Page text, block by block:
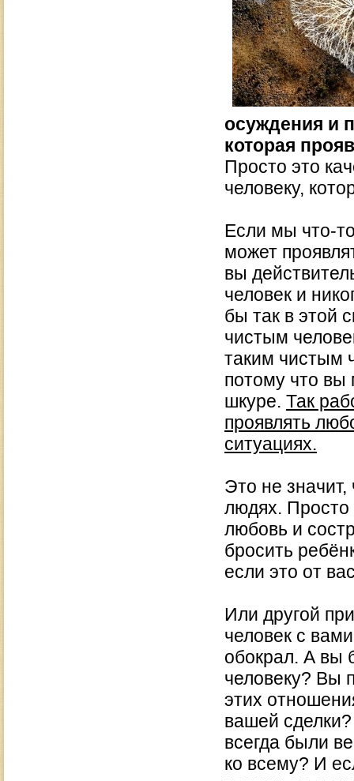
осуждения и
которая
Просто это
человеку,
Если мы что-
может
вы
человек и
бы так в этой
чистым
таким чистым
потому что вы
шкуре. Так
проявлять
ситуациях.
Это не
людях. Просто
любовь и
бросить
если это от
Или другой
человек с
обокрал. А вы
человеку? Вы
этих
вашей
всегда были
ко всему? И